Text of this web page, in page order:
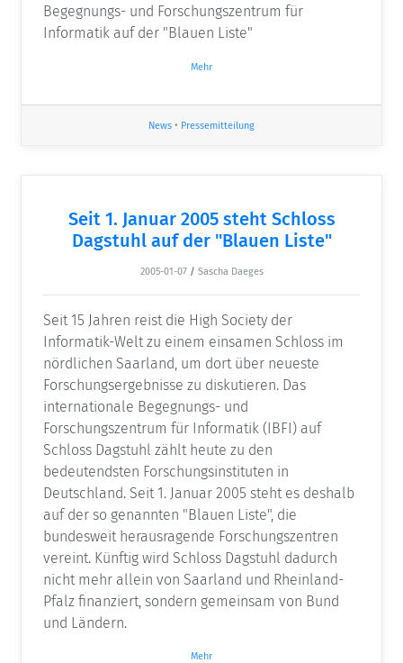
Begegnungs- und Forschungszentrum für
Informatik auf der "Blauen Liste"
Mehr
News • Pressemitteilung
Seit 1. Januar 2005 steht Schloss
Dagstuhl auf der "Blauen Liste"
2005-01-07 / Sascha Daeges
Seit 15 Jahren reist die High Society der
Informatik-Welt zu einem einsamen Schloss im
nördlichen Saarland, um dort über neueste
Forschungsergebnisse zu diskutieren. Das
internationale Begegnungs- und
Forschungszentrum für Informatik (IBFI) auf
Schloss Dagstuhl zählt heute zu den
bedeutendsten Forschungsinstituten in
Deutschland. Seit 1. Januar 2005 steht es deshalb
auf der so genannten "Blauen Liste", die
bundesweit herausragende Forschungszentren
vereint. Künftig wird Schloss Dagstuhl dadurch
nicht mehr allein von Saarland und Rheinland-
Pfalz finanziert, sondern gemeinsam von Bund
und Ländern.
Mehr